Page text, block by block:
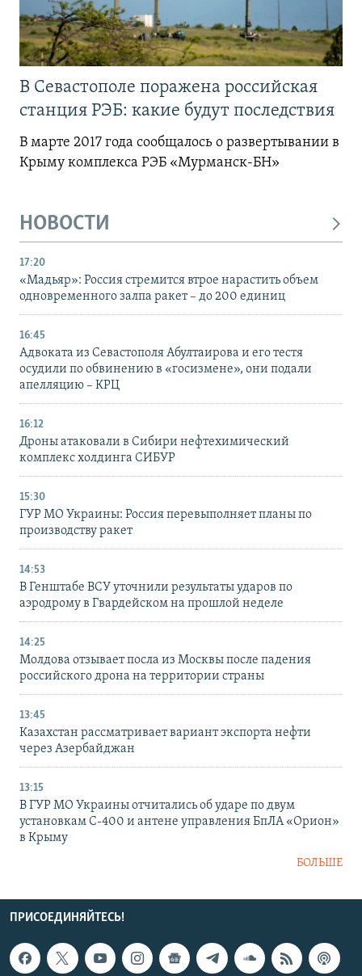
В Севастополе поражена российская
станция РЭБ: какие будут последствия
В марте 2017 года сообщалось о развертывании в
Крыму комплекса РЭБ «Мурманск-БН»
НОВОСТИ
17:20
«Мадьяр»: Россия стремится втрое нарастить объем
одновременного залпа ракет – до 200 единиц
16:45
Адвоката из Севастополя Абултаирова и его тестя
осудили по обвинению в «госизмене», они подали
апелляцию – КРЦ
16:12
Дроны атаковали в Сибири нефтехимический
комплекс холдинга СИБУР
15:30
ГУР МО Украины: Россия перевыполняет планы по
производству ракет
14:53
В Генштабе ВСУ уточнили результаты ударов по
аэродрому в Гвардейском на прошлой неделе
14:25
Молдова отзывает посла из Москвы после падения
российского дрона на территории страны
13:45
Казахстан рассматривает вариант экспорта нефти
через Азербайджан
13:15
В ГУР МО Украины отчитались об ударе по двум
установкам С-400 и антене управления БпЛА «Орион»
в Крыму
БОЛЬШЕ
ПРИСОЕДИНЯЙТЕСЬ!